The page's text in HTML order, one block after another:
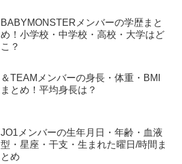
BABYMONSTERメンバーの学歴まと
め！小学校・中学校・高校・大学はど
こ？
＆TEAMメンバーの身長・体重・BMI
まとめ！平均身長は？
JO1メンバーの生年月日・年齢・血液
型・星座・干支・生まれた曜日/時間ま
とめ